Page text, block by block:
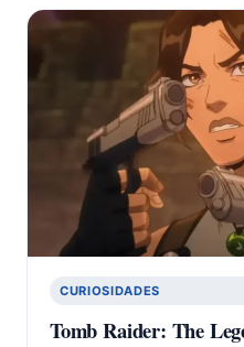
CURIOSIDADES
Tomb Raider: The